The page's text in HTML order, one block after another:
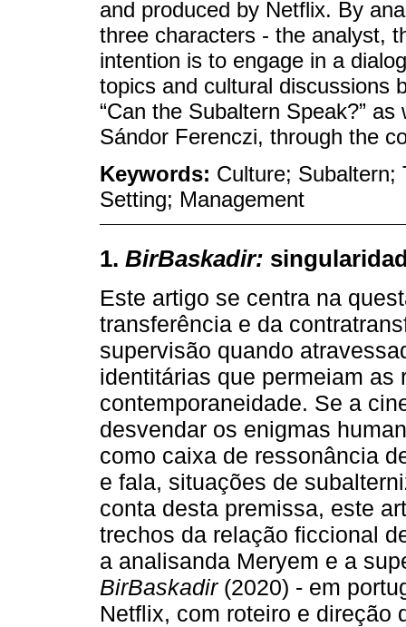
and produced by Netflix. By
three characters - the analyst,
intention is to engage in a
topics and cultural discussions
“Can the Subaltern Speak?”
Sándor Ferenczi, through the
Keywords: Culture; Subaltern;
Setting; Management
1. BirBaskadir:
Este artigo se centra na
transferência e da
supervisão quando
identitárias que permeiam
contemporaneidade. Se a
desvendar os enigmas
como caixa de ressonância
e fala, situações de
conta desta premissa, este
trechos da relação ficcional
a analisanda Meryem e a
BirBaskadir(2020) - em
Netflix, com roteiro e direção